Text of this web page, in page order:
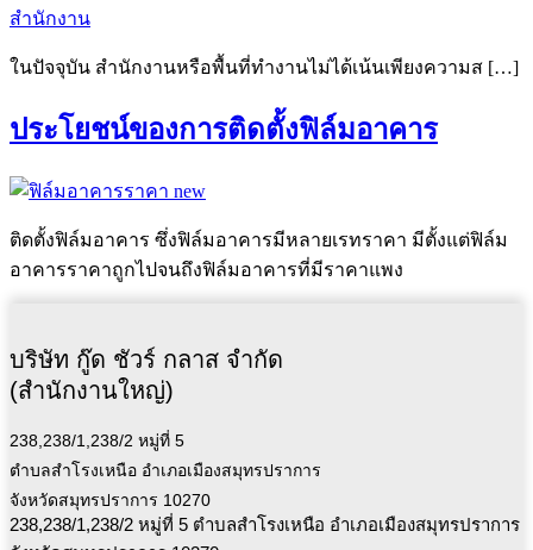
ในปัจจุบัน สำนักงานหรือพื้นที่ทำงานไม่ได้เน้นเพียงความส […]
ประโยชน์ของการติดตั้งฟิล์มอาคาร
ติดตั้งฟิล์มอาคาร ซึ่งฟิล์มอาคารมีหลายเรทราคา มีตั้งแต่ฟิล์ม
อาคารราคาถูกไปจนถึงฟิล์มอาคารที่มีราคาแพง
บริษัท กู๊ด ชัวร์ กลาส จำกัด
(สำนักงานใหญ่)
238,238/1,238/2 หมู่ที่ 5
ตำบลสำโรงเหนือ อำเภอเมืองสมุทรปราการ
จังหวัดสมุทรปราการ 10270
238,238/1,238/2 หมู่ที่ 5 ตำบลสำโรงเหนือ อำเภอเมืองสมุทรปราการ